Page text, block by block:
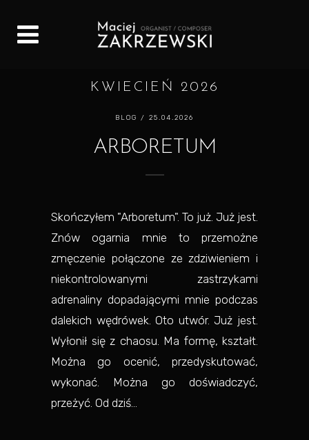
KWIECIEŃ 2026
BLOG / 25.04.2026
ARBORETUM
Skończyłem "Arboretum". To już. Już jest.
Znów ogarnia mnie to przemożne
zmęczenie połączone ze zdziwieniem i
niekontrolowanymi zastrzykami
adrenaliny dopadającymi mnie podczas
dalekich wędrówek. Oto utwór. Już jest.
Wyłonił się z chaosu. Ma formę, kształt.
Można go ocenić, przedyskutować,
wykonać. Można go doświadczyć,
przeżyć. Od dziś...